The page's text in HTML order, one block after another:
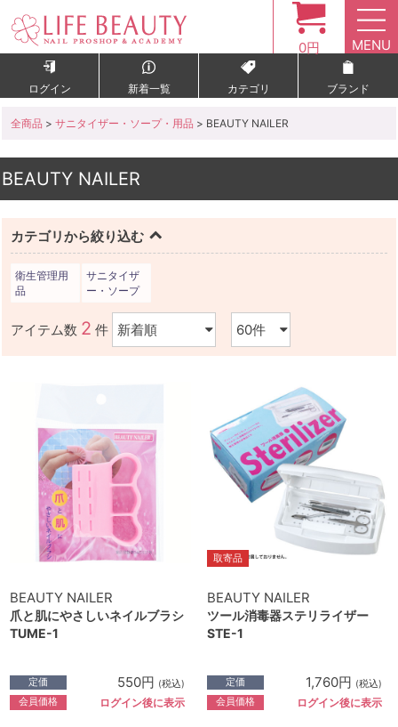
0円 MENU
ログイン 新着一覧 カテゴリ ブランド
全商品 > サニタイザー・ソープ・用品 > BEAUTY NAILER
BEAUTY NAILER
カテゴリから絞り込む
衛生管理用
品
サニタイザ
ー・ソープ
アイテム数 2 件
BEAUTY NAILER
爪と肌にやさしいネイルブラシ
TUME-1
定価 550円 (税込)
会員価格 ログイン後に表示
取寄品
BEAUTY NAILER
ツール消毒器ステリライザー
STE-1
定価 1,760円 (税込)
会員価格 ログイン後に表示